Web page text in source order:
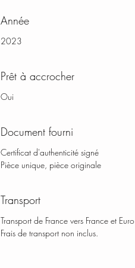
Année
2023
Prêt à accrocher
Oui
Document fourni
Certificat d'authenticité signé
Pièce unique, pièce originale
Transport
Transport de France vers France et
Frais de transport non inclus.